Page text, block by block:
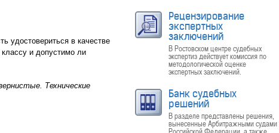
удостовериться в качестве
и допустимо ли
Технические
Рецензирование
экспертных
заключений
В Ростовском центре судебных
экспертиз действует комиссия по
методологической оценке
экспертных заключений.
Банк судебных
решений
В разделе представлены решения,
вынесенные Арбитражными судами